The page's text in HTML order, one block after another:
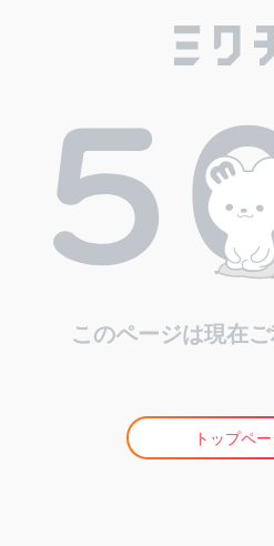
このページは現在